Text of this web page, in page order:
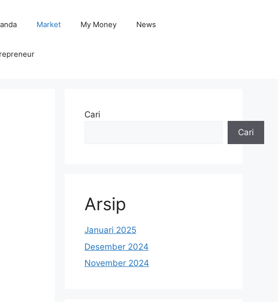
Market My Money News
Cari
Cari
Arsip
Januari 2025
Desember 2024
November 2024